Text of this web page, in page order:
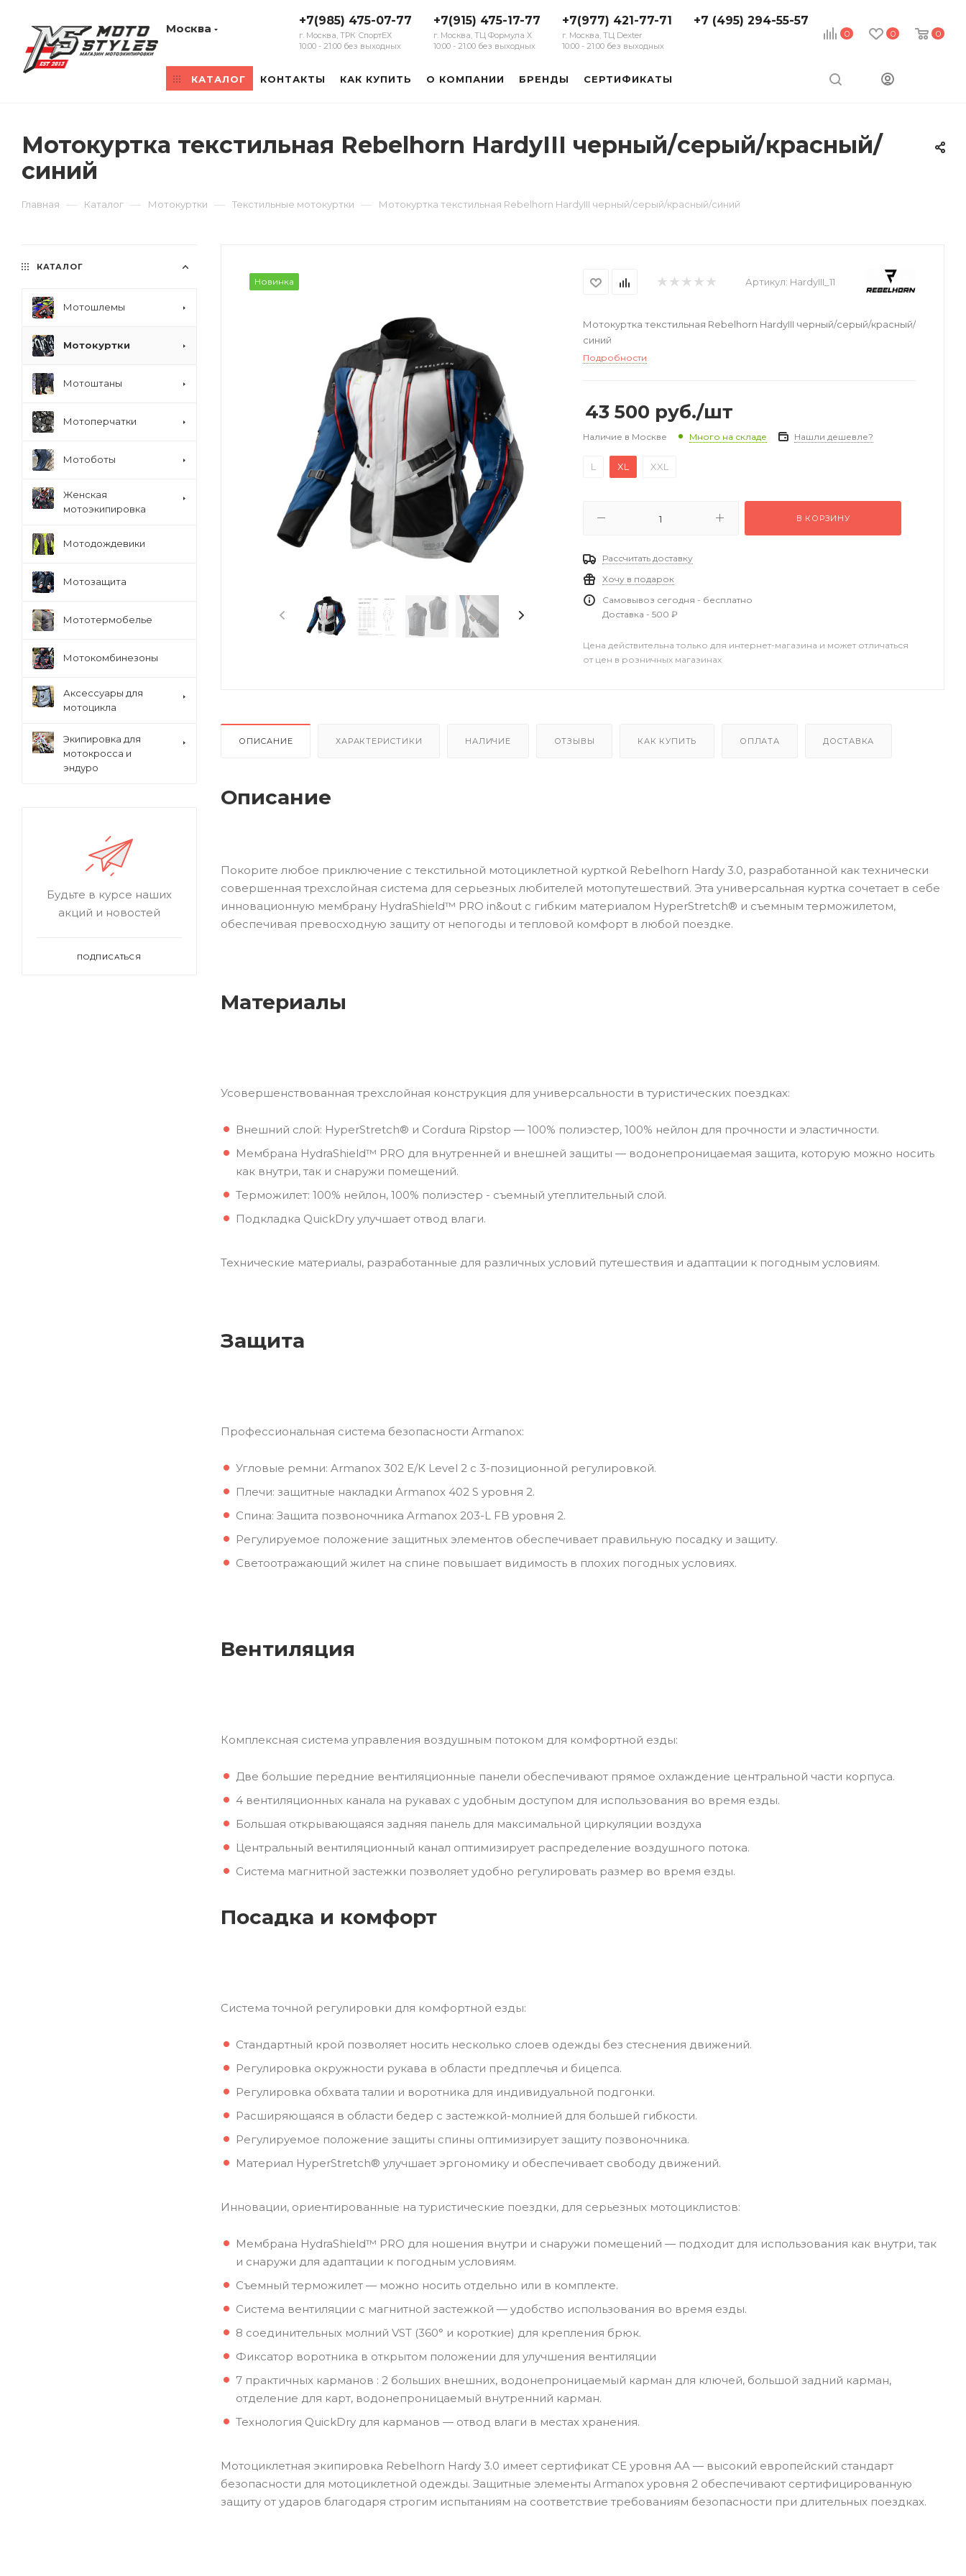
0 0 0
Москва
+7(985) 475-07-77
г. Москва, ТРК СпортЕХ
10:00 - 21:00 без выходных
+7(915) 475-17-77
г. Москва, ТЦ Формула Х
10:00 - 21:00 без выходных
+7(977) 421-77-71
г. Москва, ТЦ Dexter
10:00 - 21:00 без выходных
+7 (495) 294-55-57
КАТАЛОГ КОНТАКТЫ КАК КУПИТЬ О КОМПАНИИ БРЕНДЫ СЕРТИФИКАТЫ
Мотокуртка текстильная Rebelhorn HardyIII черный/серый/красный/
синий
Главная — Каталог — Мотокуртки — Текстильные мотокуртки — Мотокуртка текстильная Rebelhorn HardyIII черный/серый/красный/синий
Новинка Артикул: HardyIII_11
Мотокуртка текстильная Rebelhorn HardyIII черный/серый/красный/
синий
Подробности
43 500 руб./шт
Наличие в Москве Много на складе Нашли дешевле?
L XL XXL
В КОРЗИНУ
Рассчитать доставку
Хочу в подарок
Самовывоз сегодня - бесплатно
Доставка - 500 ₽
Цена действительна только для интернет-магазина и может отличаться
от цен в розничных магазинах
ОПИСАНИЕ ХАРАКТЕРИСТИКИ НАЛИЧИЕ ОТЗЫВЫ КАК КУПИТЬ ОПЛАТА ДОСТАВКА
Описание
Покорите любое приключение с текстильной мотоциклетной курткой Rebelhorn Hardy 3.0, разработанной как технически
совершенная трехслойная система для серьезных любителей мотопутешествий. Эта универсальная куртка сочетает в себе
инновационную мембрану HydraShield™ PRO in&out с гибким материалом HyperStretch® и съемным терможилетом,
обеспечивая превосходную защиту от непогоды и тепловой комфорт в любой поездке.
Материалы
Усовершенствованная трехслойная конструкция для универсальности в туристических поездках:
Внешний слой: HyperStretch® и Cordura Ripstop — 100% полиэстер, 100% нейлон для прочности и эластичности.
Мембрана HydraShield™ PRO для внутренней и внешней защиты — водонепроницаемая защита, которую можно носить
как внутри, так и снаружи помещений.
Терможилет: 100% нейлон, 100% полиэстер - съемный утеплительный слой.
Подкладка QuickDry улучшает отвод влаги.
Технические материалы, разработанные для различных условий путешествия и адаптации к погодным условиям.
Защита
Профессиональная система безопасности Armanox:
Угловые ремни: Armanox 302 E/K Level 2 с 3-позиционной регулировкой.
Плечи: защитные накладки Armanox 402 S уровня 2.
Спина: Защита позвоночника Armanox 203-L FB уровня 2.
Регулируемое положение защитных элементов обеспечивает правильную посадку и защиту.
Светоотражающий жилет на спине повышает видимость в плохих погодных условиях.
Вентиляция
Комплексная система управления воздушным потоком для комфортной езды:
Две большие передние вентиляционные панели обеспечивают прямое охлаждение центральной части корпуса.
4 вентиляционных канала на рукавах с удобным доступом для использования во время езды.
Большая открывающаяся задняя панель для максимальной циркуляции воздуха
Центральный вентиляционный канал оптимизирует распределение воздушного потока.
Система магнитной застежки позволяет удобно регулировать размер во время езды.
Посадка и комфорт
Система точной регулировки для комфортной езды:
Стандартный крой позволяет носить несколько слоев одежды без стеснения движений.
Регулировка окружности рукава в области предплечья и бицепса.
Регулировка обхвата талии и воротника для индивидуальной подгонки.
Расширяющаяся в области бедер с застежкой-молнией для большей гибкости.
Регулируемое положение защиты спины оптимизирует защиту позвоночника.
Материал HyperStretch® улучшает эргономику и обеспечивает свободу движений.
Инновации, ориентированные на туристические поездки, для серьезных мотоциклистов:
Мембрана HydraShield™ PRO для ношения внутри и снаружи помещений — подходит для использования как внутри, так
и снаружи для адаптации к погодным условиям.
Съемный терможилет — можно носить отдельно или в комплекте.
Система вентиляции с магнитной застежкой — удобство использования во время езды.
8 соединительных молний VST (360° и короткие) для крепления брюк.
Фиксатор воротника в открытом положении для улучшения вентиляции
7 практичных карманов : 2 больших внешних, водонепроницаемый карман для ключей, большой задний карман,
отделение для карт, водонепроницаемый внутренний карман.
Технология QuickDry для карманов — отвод влаги в местах хранения.
Мотоциклетная экипировка Rebelhorn Hardy 3.0 имеет сертификат CE уровня AA — высокий европейский стандарт
безопасности для мотоциклетной одежды. Защитные элементы Armanox уровня 2 обеспечивают сертифицированную
защиту от ударов благодаря строгим испытаниям на соответствие требованиям безопасности при длительных поездках.
КАТАЛОГ
Мотошлемы
Мотокуртки
Мотоштаны
Мотоперчатки
Мотоботы
Женская
мотоэкипировка
Мотодождевики
Мотозащита
Мототермобелье
Мотокомбинезоны
Аксессуары для
мотоцикла
Экипировка для
мотокросса и
эндуро
Будьте в курсе наших
акций и новостей
ПОДПИСАТЬСЯ